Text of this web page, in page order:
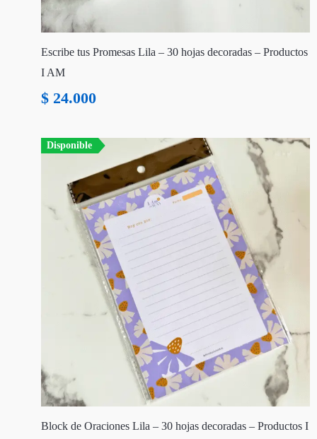
Escribe tus Promesas Lila – 30 hojas decoradas – Productos
I AM
$ 24.000
Disponible
Block de Oraciones Lila – 30 hojas decoradas – Productos I